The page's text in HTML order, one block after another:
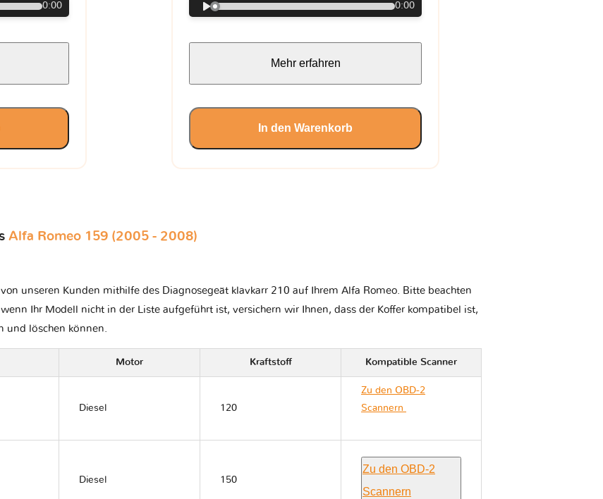
0:00 0:00
Mehr erfahren
In den Warenkorb
Alfa Romeo 159 (2005 - 2008)
unseren Kunden mithilfe des Diagnosegeät klavkarr 210 auf Ihrem Alfa Romeo. Bitte beachten
Ihr Modell nicht in der Liste aufgeführt ist, versichern wir Ihnen, dass der Koffer kompatibel ist,
und löschen können.
Motor Kraftstoff Kompatible Scanner
Diesel 120
Zu den OBD-2
Scannern
Diesel 150
Zu den OBD-2
Scannern